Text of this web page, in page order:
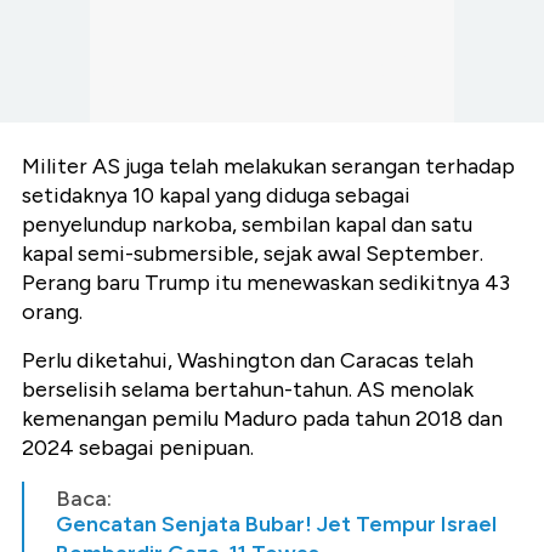
Militer AS juga telah melakukan serangan terhadap
setidaknya 10 kapal yang diduga sebagai
penyelundup narkoba, sembilan kapal dan satu
kapal semi-submersible, sejak awal September.
Perang baru Trump itu menewaskan sedikitnya 43
orang.
Perlu diketahui, Washington dan Caracas telah
berselisih selama bertahun-tahun. AS menolak
kemenangan pemilu Maduro pada tahun 2018 dan
2024 sebagai penipuan.
Baca:
Gencatan Senjata Bubar! Jet Tempur Israel